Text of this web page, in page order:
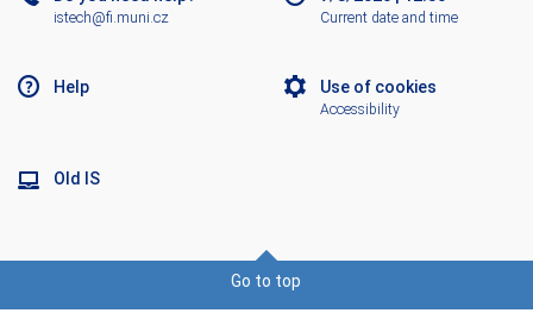
istech@fi.muni.cz
Help
Old IS
Current date and time
Use of cookies
Accessibility
Go to top